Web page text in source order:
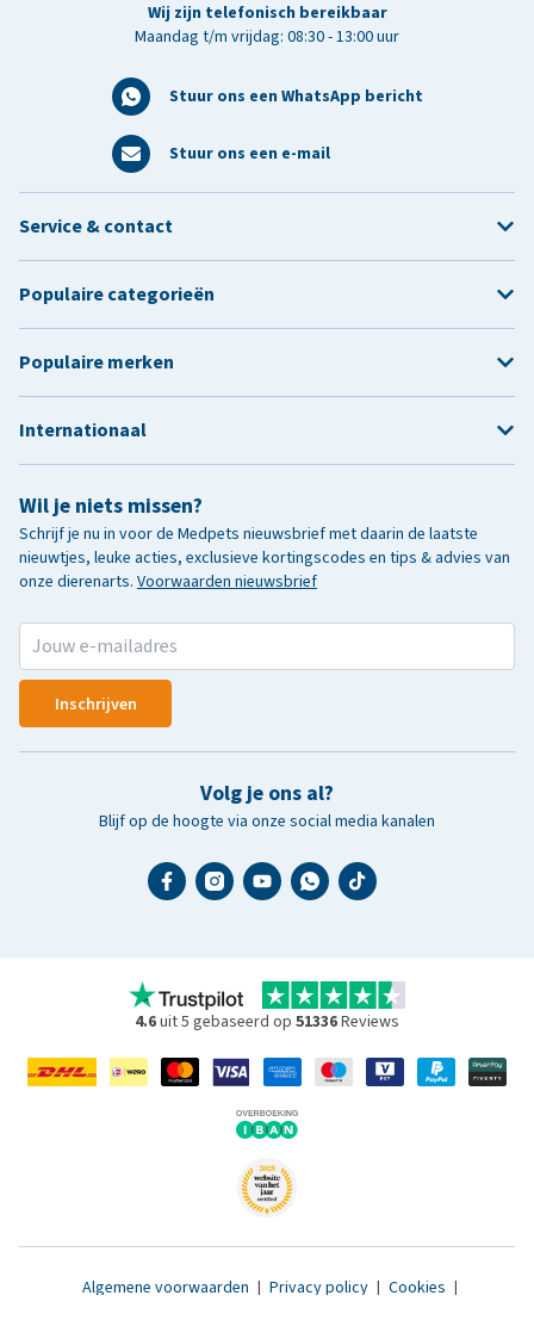
Wij zijn telefonisch bereikbaar
Maandag t/m vrijdag: 08:30 - 13:00 uur
Stuur ons een WhatsApp bericht
Stuur ons een e-mail
Wil je niets missen?
Schrijf je nu in voor de Medpets nieuwsbrief met daarin de laatste
nieuwtjes, leuke acties, exclusieve kortingscodes en tips & advies van
onze dierenarts. Voorwaarden nieuwsbrief
Inschrijven
Volg je ons al?
Blijf op de hoogte via onze social media kanalen
Service & contact
Populaire categorieën
Populaire merken
Internationaal
4.6uit 5 gebaseerd op 51336Reviews
Algemene voorwaarden | Privacy policy | Cookies |